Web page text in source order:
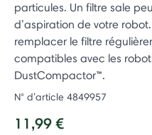
particules. Un filtre sale
d’aspiration de votre
remplacer le filtre
compatibles avec les
DustCompactor™.
N° d’article 4849957
11,99 €